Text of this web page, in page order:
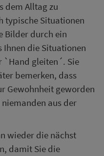
dem Alltag zu
typische Situationen
Bilder durch ein
die Situationen
`Hand gleiten´. Sie
bemerken, dass
Gewohnheit geworden
aus der
wieder die nächst
damit Sie die